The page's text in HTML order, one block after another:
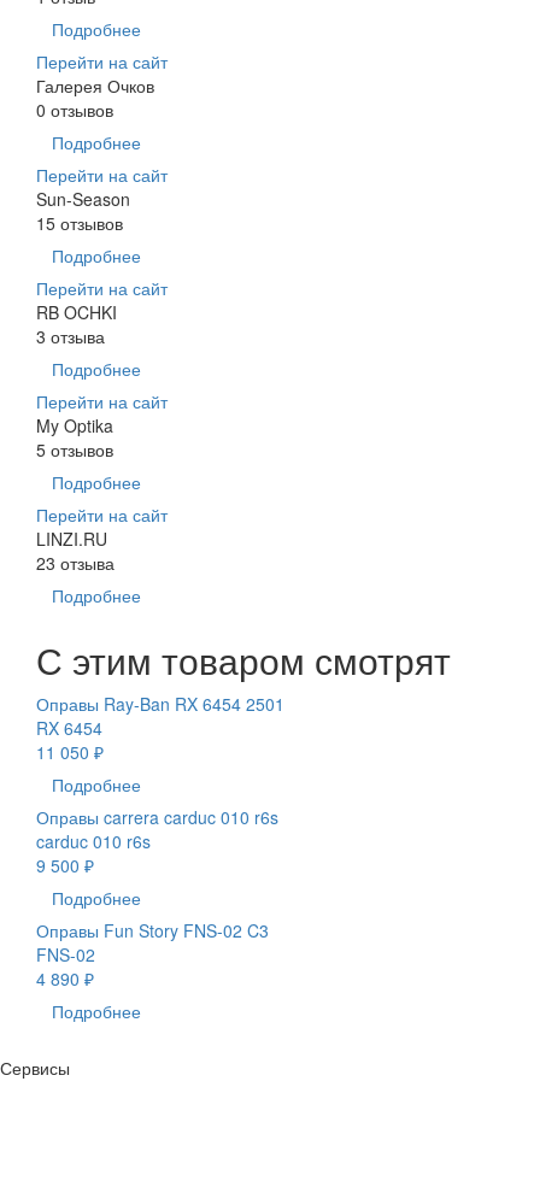
Подробнее
Перейти на сайт
Галерея Очков
0 отзывов
Подробнее
Перейти на сайт
Sun-Season
15 отзывов
Подробнее
Перейти на сайт
RB OCHKI
3 отзыва
Подробнее
Перейти на сайт
My Optika
5 отзывов
Подробнее
Перейти на сайт
LINZI.RU
23 отзыва
Подробнее
С этим товаром смотрят
Оправы Ray-Ban RX 6454 2501
RX 6454
11 050 ₽
Подробнее
Оправы carrera carduc 010 r6s
carduc 010 r6s
9 500 ₽
Подробнее
Оправы Fun Story FNS-02 C3
FNS-02
4 890 ₽
Подробнее
Сервисы